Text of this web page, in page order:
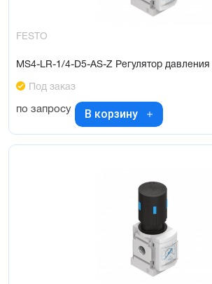
FESTO
MS4-LR-1/4-D5-AS-Z Регулятор давления
Под заказ
по запросу В корзину